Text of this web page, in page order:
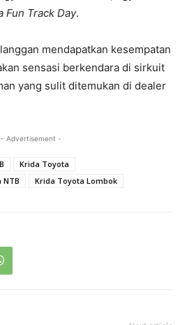
Fun Track Day.
mendapatkan kesempatan
sensasi berkendara di sirkuit
yang sulit ditemukan di dealer
- Advertisement -
Krida Toyota
Krida Toyota Lombok